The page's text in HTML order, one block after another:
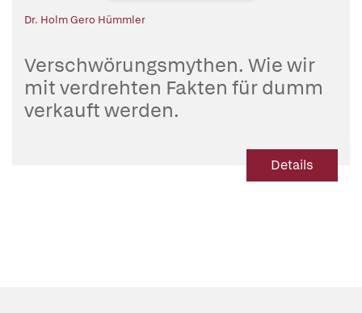
Dr. Holm Gero Hümmler
Verschwörungsmythen. Wie wir
mit verdrehten Fakten für dumm
verkauft werden.
verschiedenen Verschwörungstheorien
in den Bereichen Naturwissenschaft und
Details